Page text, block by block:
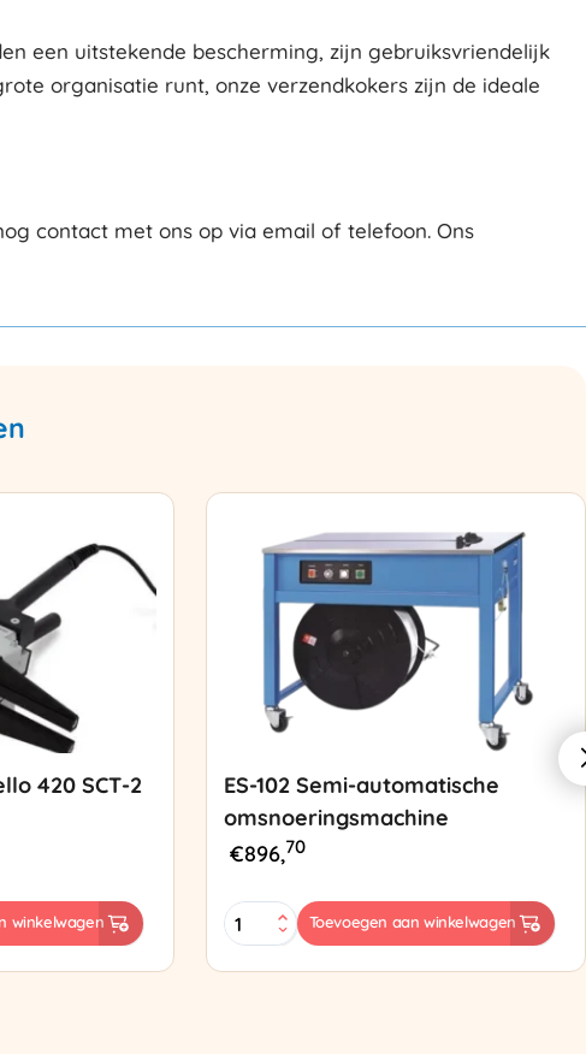
een uitstekende bescherming, zijn gebruiksvriendelijk
organisatie runt, onze verzendkokers zijn de ideale
contact met ons op via email of telefoon. Ons
420 SCT-2
winkelwagen
ES-102 Semi-automatische
omsnoeringsmachine
€896,70
ES-
102
Toevoegen aan winkelwagen